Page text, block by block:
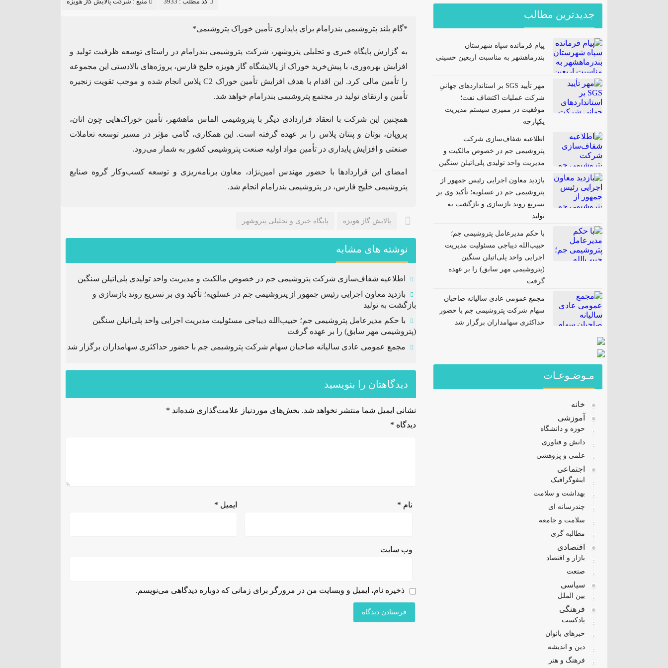
*گام بلند پتروشیمی بندرامام برای پایداری تأمین خوراک پتروشیمی*
به گزارش پایگاه خبری و تحلیلی پتروشهر ، شرکت پتروشیمی بندرامام در راستای توسعه ظرفیت تولید و
افزایش بهره‌وری، با پیش‌خرید خوراک از پالایشگاه گاز هویزه خلیج فارس، پروژه‌های بالادستی این مجموعه
را تأمین مالی کرد. این اقدام با هدف افزایش تأمین خوراک C2 پلاس انجام شده و موجب تقویت زنجیره
تأمین و ارتقای تولید در مجتمع پتروشیمی بندرامام خواهد شد.
همچنین این شرکت با انعقاد قراردادی دیگر با پتروشیمی الماس ماهشهر، تأمین خوراک‌هایی چون اتان،
پروپان، بوتان و پنتان پلاس را بر عهده گرفته است. این همکاری، گامی مؤثر در مسیر توسعه تعاملات
صنعتی و افزایش پایداری در تأمین مواد اولیه صنعت پتروشیمی کشور به شمار می‌رود.
امضای این قراردادها با حضور مهندس امین‌نژاد، معاون برنامه‌ریزی و توسعه کسب‌وکار گروه صنایع
پتروشیمی خلیج فارس، در پتروشیمی بندرامام انجام شد.
پالایش گاز هویزه پایگاه خبری و تحلیلی پتروشهر
نوشته های مشابه
اطلاعیه شفاف‌سازی شرکت پتروشیمی جم در خصوص مالکیت و مدیریت واحد تولیدی پلی‌اتیلن سنگین
بازدید معاون اجرایی رئیس جمهور از پتروشیمی جم در عسلویه؛ تأکید وی بر تسریع روند بازسازی و
بازگشت به تولید
با حکم مدیرعامل پتروشیمی جم؛ حبیب‌الله دیباجی مسئولیت مدیریت اجرایی واحد پلی‌اتیلن سنگین
(پتروشیمی مهر سابق) را بر عهده گرفت
مجمع عمومی عادی سالیانه صاحبان سهام شرکت پتروشیمی جم با حضور حداکثری سهامداران برگزار شد
دیدگاهتان را بنویسید
نشانی ایمیل شما منتشر نخواهد شد. بخش‌های موردنیاز علامت‌گذاری شده‌اند *
دیدگاه *
نام * ایمیل *
وب‌ سایت
ذخیره نام، ایمیل و وبسایت من در مرورگر برای زمانی که دوباره دیدگاهی می‌نویسم.
جدیدترین مطالب
پیام فرمانده سپاه شهرستان
بندرماهشهر به مناسبت اربعین حسینی
مهر تأیید SGS بر استانداردهای جهانیِ
شرکت عملیات اکتشاف نفت؛
موفقیت در ممیزی سیستم مدیریت
یکپارچه
اطلاعیه شفاف‌سازی شرکت
پتروشیمی جم در خصوص مالکیت و
مدیریت واحد تولیدی پلی‌اتیلن سنگین
بازدید معاون اجرایی رئیس جمهور از
پتروشیمی جم در عسلویه؛ تأکید وی بر
تسریع روند بازسازی و بازگشت به
تولید
با حکم مدیرعامل پتروشیمی جم؛
حبیب‌الله دیباجی مسئولیت مدیریت
اجرایی واحد پلی‌اتیلن سنگین
(پتروشیمی مهر سابق) را بر عهده
گرفت
مجمع عمومی عادی سالیانه صاحبان
سهام شرکت پتروشیمی جم با حضور
حداکثری سهامداران برگزار شد
مـوضـوعـات
خانه
آموزشی
حوزه و دانشگاه
دانش و فناوری
علمی و پژوهشی
اجتماعی
اینفوگرافیک
بهداشت و سلامت
چندرسانه ای
سلامت و جامعه
مطالبه گری
اقتصادی
بازار و اقتصاد
صنعت
سیاسی
بین الملل
فرهنگی
پادکست
خبرهای بانوان
دین و اندیشه
فرهنگ و هنر